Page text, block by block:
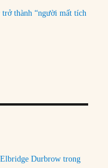
thành “người mất tích
Durbrow trong